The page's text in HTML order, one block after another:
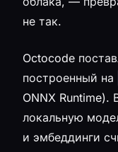
не так.
Octocode
построенный на
ONNX Runtime).
локальную
и эмбеддинги